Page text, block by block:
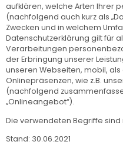
aufklären, welche Arten Ihrer
(nachfolgend auch kurz als
Zwecken und in welchem
Datenschutzerklärung gilt für
Verarbeitungen
der Erbringung unserer
unseren Webseiten, mobil,
Onlinepräsenzen, wie z.B.
(nachfolgend
„Onlineangebot“).
Die verwendeten Begriffe
Stand: 30.06.2021